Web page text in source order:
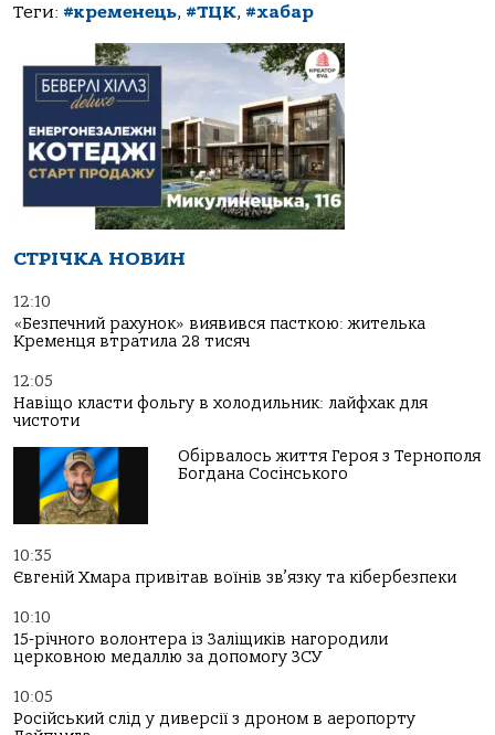
Теги: #кременець, #ТЦК, #хабар
СТРІЧКА НОВИН
12:10
«Безпечний рахунок» виявився пасткою: жителька
Кременця втратила 28 тисяч
12:05
Навіщо класти фольгу в холодильник: лайфхак для
чистоти
Обірвалось життя Героя з Тернополя
Богдана Сосінського
10:35
Євгеній Хмара привітав воїнів зв’язку та кібербезпеки
10:10
15-річного волонтера із Заліщиків нагородили
церковною медаллю за допомогу ЗСУ
10:05
Російський слід у диверсії з дроном в аеропорту